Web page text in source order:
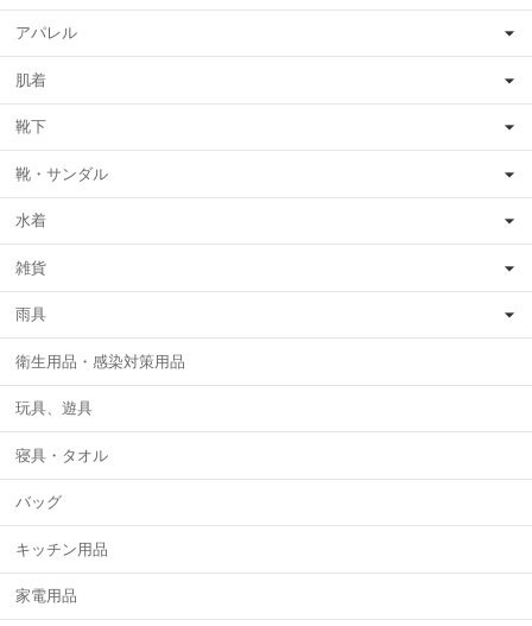
アパレル
肌着
靴下
靴・サンダル
水着
雑貨
雨具
衛生用品・感染対策用品
玩具、遊具
寝具・タオル
バッグ
キッチン用品
家電用品